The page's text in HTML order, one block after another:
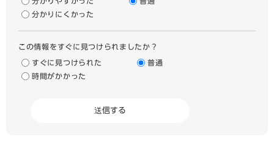
分かりにくかった
この情報をすぐに見つけられましたか？
すぐに見つけられた
普通
時間がかかった